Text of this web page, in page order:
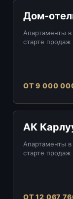
Дом-
Апартаменты
старте продаж
ОТ 9 000
АК
Апартаменты
старте продаж
ОТ 12 067